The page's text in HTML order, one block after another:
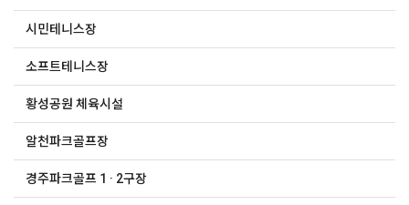
시민테니스장
소프트테니스장
황성공원 체육시설
알천파크골프장
경주파크골프 1 · 2구장